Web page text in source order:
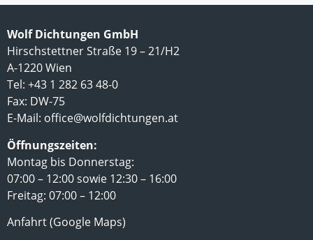
Wolf Dichtungen GmbH
Hirschstettner Straße 19 – 21/H2
A-1220 Wien
Tel: +43 1 282 63 48-0
Fax: DW-75
E-Mail: office@wolfdichtungen.at
Öffnungszeiten:
Montag bis Donnerstag:
07:00 – 12:00 sowie 12:30 – 16:00
Freitag: 07:00 – 12:00
Anfahrt (Google Maps)